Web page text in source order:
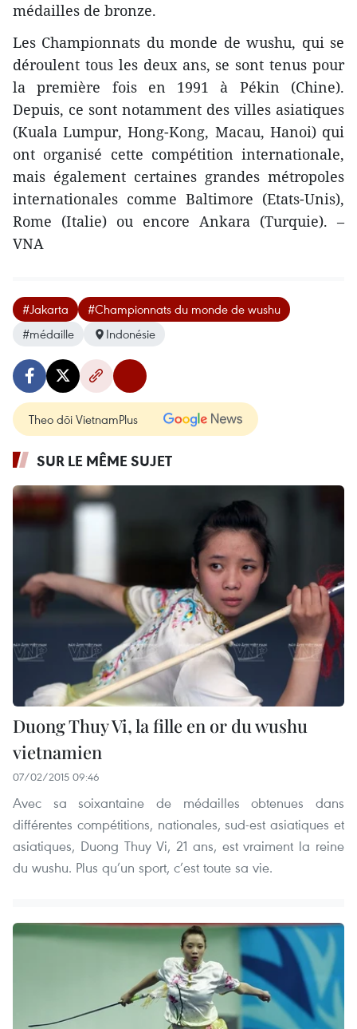
médailles de bronze.
Les Championnats du monde de wushu, qui se
déroulent tous les deux ans, se sont tenus pour
la première fois en 1991 à Pékin (Chine).
Depuis, ce sont notamment des villes asiatiques
(Kuala Lumpur, Hong-Kong, Macau, Hanoi) qui
ont organisé cette compétition internationale,
mais également certaines grandes métropoles
internationales comme Baltimore (Etats-Unis),
Rome (Italie) ou encore Ankara (Turquie). –
VNA
#Jakarta
#Championnats du monde de wushu
#médaille
Indonésie
Theo dõi VietnamPlus
SUR LE MÊME SUJET
Duong Thuy Vi, la fille en or du wushu
vietnamien
07/02/2015 09:46
Avec sa soixantaine de médailles obtenues dans
différentes compétitions, nationales, sud-est asiatiques et
asiatiques, Duong Thuy Vi, 21 ans, est vraiment la reine
du wushu. Plus qu’un sport, c’est toute sa vie.